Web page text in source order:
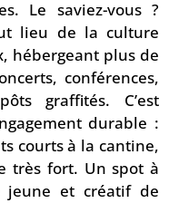
Le saviez-vous ?
lieu de la culture
hébergeant plus de
conférences,
graffités. C’est
durable :
courts à la cantine,
très fort. Un spot à
et créatif de